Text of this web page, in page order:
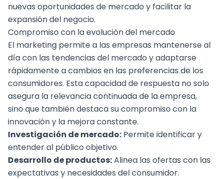
nuevas oportunidades de mercado y facilitar la
expansión del negocio.
Compromiso con la evolución del mercado
El marketing permite a las empresas mantenerse al
día con las tendencias del mercado y adaptarse
rápidamente a cambios en las preferencias de los
consumidores. Esta capacidad de respuesta no solo
asegura la relevancia continuada de la empresa,
sino que también destaca su compromiso con la
innovación y la mejora constante.
Investigación de mercado: Permite identificar y
entender al público objetivo.
Desarrollo de productos:Alinea las ofertas con las
expectativas y necesidades del consumidor.